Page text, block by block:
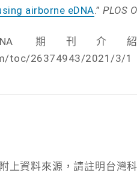
airborne eDNA .” PLOS
DNA 期
toc/26374943/2021/3/1
上資料來源，請註明台灣